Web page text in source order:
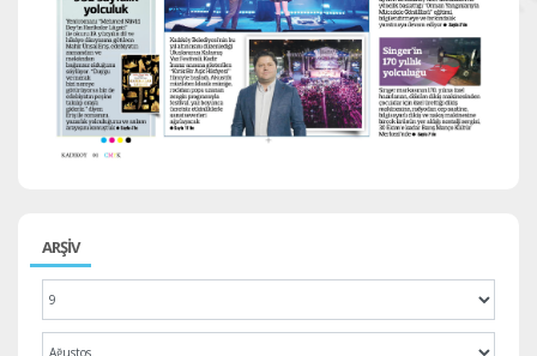
ARŞİV